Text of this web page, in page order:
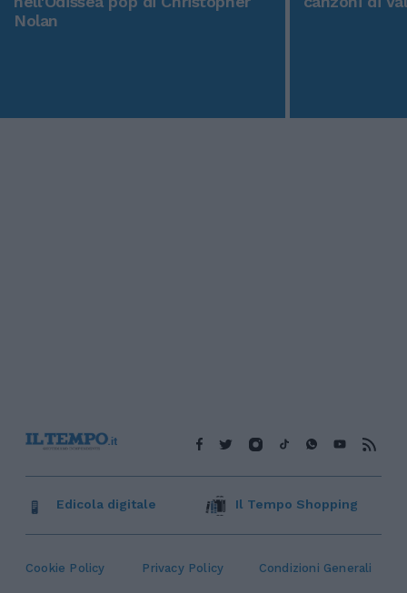
Nolan
Cookie Policy Privacy Policy Condizioni Generali
Edicola digitale Il Tempo Shopping